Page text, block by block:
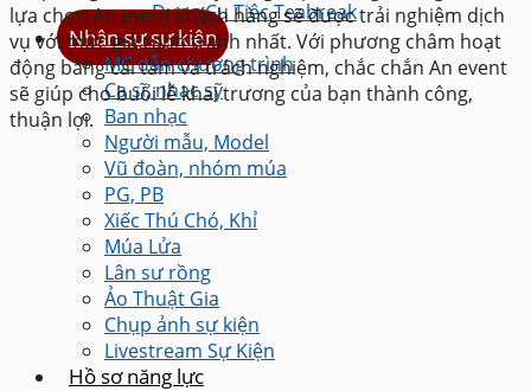
Dụng Cụ Tiệc Teabreak
Nhân sự sự kiện
MC dẫn chương trình
Ca sĩ, nhạc sỹ
Ban nhạc
Người mẫu, Model
Vũ đoàn, nhóm múa
PG, PB
Xiếc Thú Chó, Khỉ
Múa Lửa
Lân sư rồng
Ảo Thuật Gia
Chụp ảnh sự kiện
Livestream Sự Kiện
Hồ sơ năng lực
lựa chọn An event khách hàng sẽ được trải nghiệm dịch
vụ với mức giá cạnh tranh nhất. Với phương châm hoạt
động bằng cái tâm và trách nghiệm, chắc chắn An event
sẽ giúp cho buổi lễ khai trương của bạn thành công,
thuận lợi.